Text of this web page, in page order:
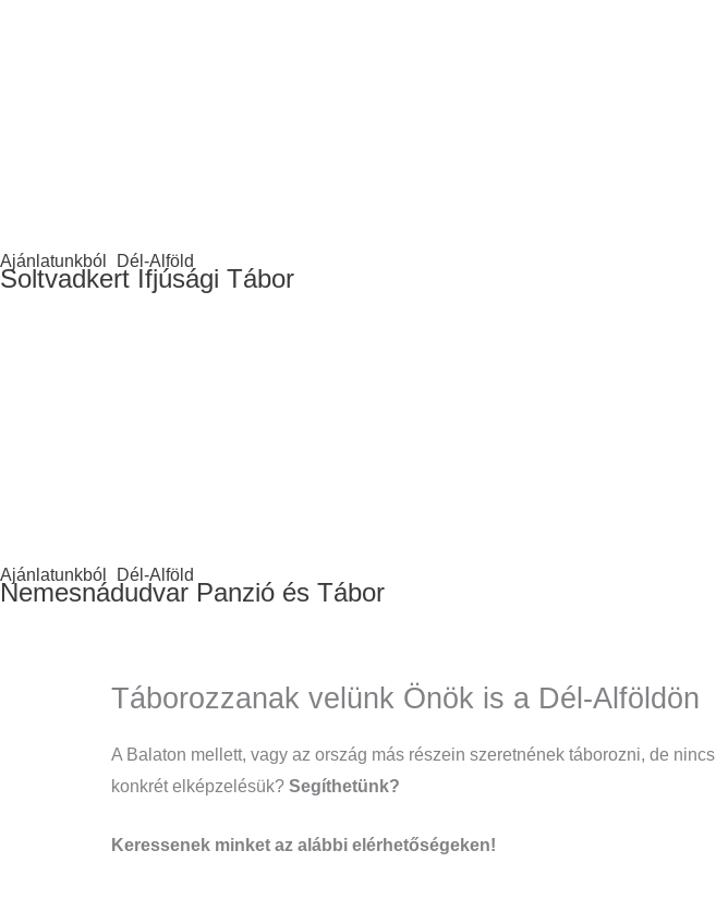
Ajánlatunkból Dél-Alföld
Soltvadkert Ifjúsági Tábor
Ajánlatunkból Dél-Alföld
Nemesnádudvar Panzió és Tábor
Táborozzanak velünk Önök is a Dél-Alföldön
A Balaton mellett, vagy az ország más részein szeretnének táborozni, de nincs
konkrét elképzelésük? Segíthetünk?
Keressenek minket az alábbi elérhetőségeken!